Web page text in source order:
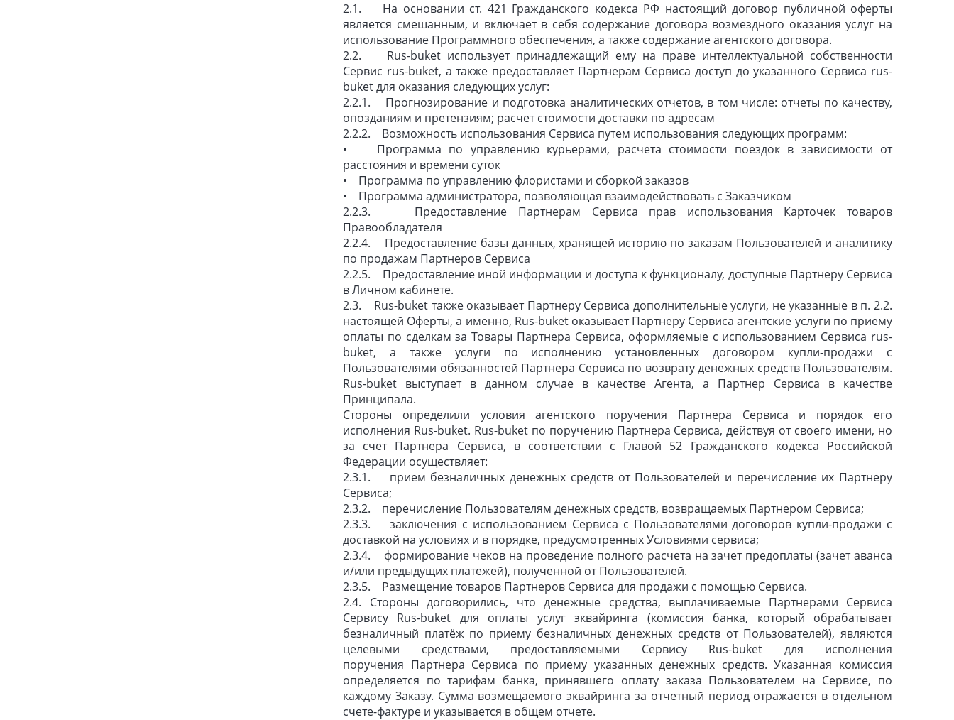
2.1. На основании ст. 421 Гражданского кодекса РФ настоящий договор публичной оферты
является смешанным, и включает в себя содержание договора возмездного оказания услуг на
использование Программного обеспечения, а также содержание агентского договора.
2.2. Rus-buket использует принадлежащий ему на праве интеллектуальной собственности
Сервис rus-buket, а также предоставляет Партнерам Сервиса доступ до указанного Сервиса rus-
buket для оказания следующих услуг:
2.2.1. Прогнозирование и подготовка аналитических отчетов, в том числе: отчеты по качеству,
опозданиям и претензиям; расчет стоимости доставки по адресам
2.2.2. Возможность использования Сервиса путем использования следующих программ:
• Программа по управлению курьерами, расчета стоимости поездок в зависимости от
расстояния и времени суток
• Программа по управлению флористами и сборкой заказов
• Программа администратора, позволяющая взаимодействовать с Заказчиком
2.2.3. Предоставление Партнерам Сервиса прав использования Карточек товаров
Правообладателя
2.2.4. Предоставление базы данных, хранящей историю по заказам Пользователей и аналитику
по продажам Партнеров Сервиса
2.2.5. Предоставление иной информации и доступа к функционалу, доступные Партнеру Сервиса
в Личном кабинете.
2.3. Rus-buket также оказывает Партнеру Сервиса дополнительные услуги, не указанные в п. 2.2.
настоящей Оферты, а именно, Rus-buket оказывает Партнеру Сервиса агентские услуги по приему
оплаты по сделкам за Товары Партнера Сервиса, оформляемые с использованием Сервиса rus-
buket, а также услуги по исполнению установленных договором купли-продажи с
Пользователями обязанностей Партнера Сервиса по возврату денежных средств Пользователям.
Rus-buket выступает в данном случае в качестве Агента, а Партнер Сервиса в качестве
Принципала.
Стороны определили условия агентского поручения Партнера Сервиса и порядок его
исполнения Rus-buket. Rus-buket по поручению Партнера Сервиса, действуя от своего имени, но
за счет Партнера Сервиса, в соответствии с Главой 52 Гражданского кодекса Российской
Федерации осуществляет:
2.3.1. прием безналичных денежных средств от Пользователей и перечисление их Партнеру
Сервиса;
2.3.2. перечисление Пользователям денежных средств, возвращаемых Партнером Сервиса;
2.3.3. заключения с использованием Сервиса с Пользователями договоров купли-продажи с
доставкой на условиях и в порядке, предусмотренных Условиями сервиса;
2.3.4. формирование чеков на проведение полного расчета на зачет предоплаты (зачет аванса
и/или предыдущих платежей), полученной от Пользователей.
2.3.5. Размещение товаров Партнеров Сервиса для продажи с помощью Сервиса.
2.4. Стороны договорились, что денежные средства, выплачиваемые Партнерами Сервиса
Сервису Rus-buket для оплаты услуг эквайринга (комиссия банка, который обрабатывает
безналичный платёж по приему безналичных денежных средств от Пользователей), являются
целевыми средствами, предоставляемыми Сервису Rus-buket для исполнения
поручения Партнера Сервиса по приему указанных денежных средств. Указанная комиссия
определяется по тарифам банка, принявшего оплату заказа Пользователем на Сервисе, по
каждому Заказу. Сумма возмещаемого эквайринга за отчетный период отражается в отдельном
счете-фактуре и указывается в общем отчете.